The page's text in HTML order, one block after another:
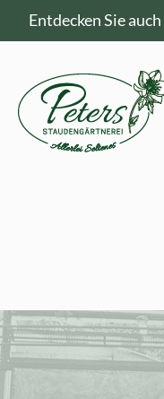
Entdecken Sie